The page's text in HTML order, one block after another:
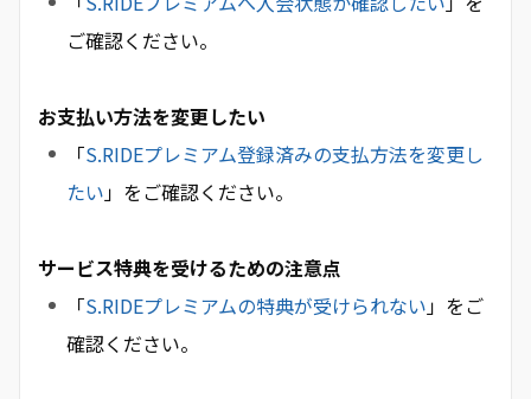
ご確認ください。
お支払い方法を変更したい
「S.RIDEプレミアム登録済みの支払方法を変更し
たい」をご確認ください。
サービス特典を受けるための注意点
「S.RIDEプレミアムの特典が受けられない」をご
確認ください。